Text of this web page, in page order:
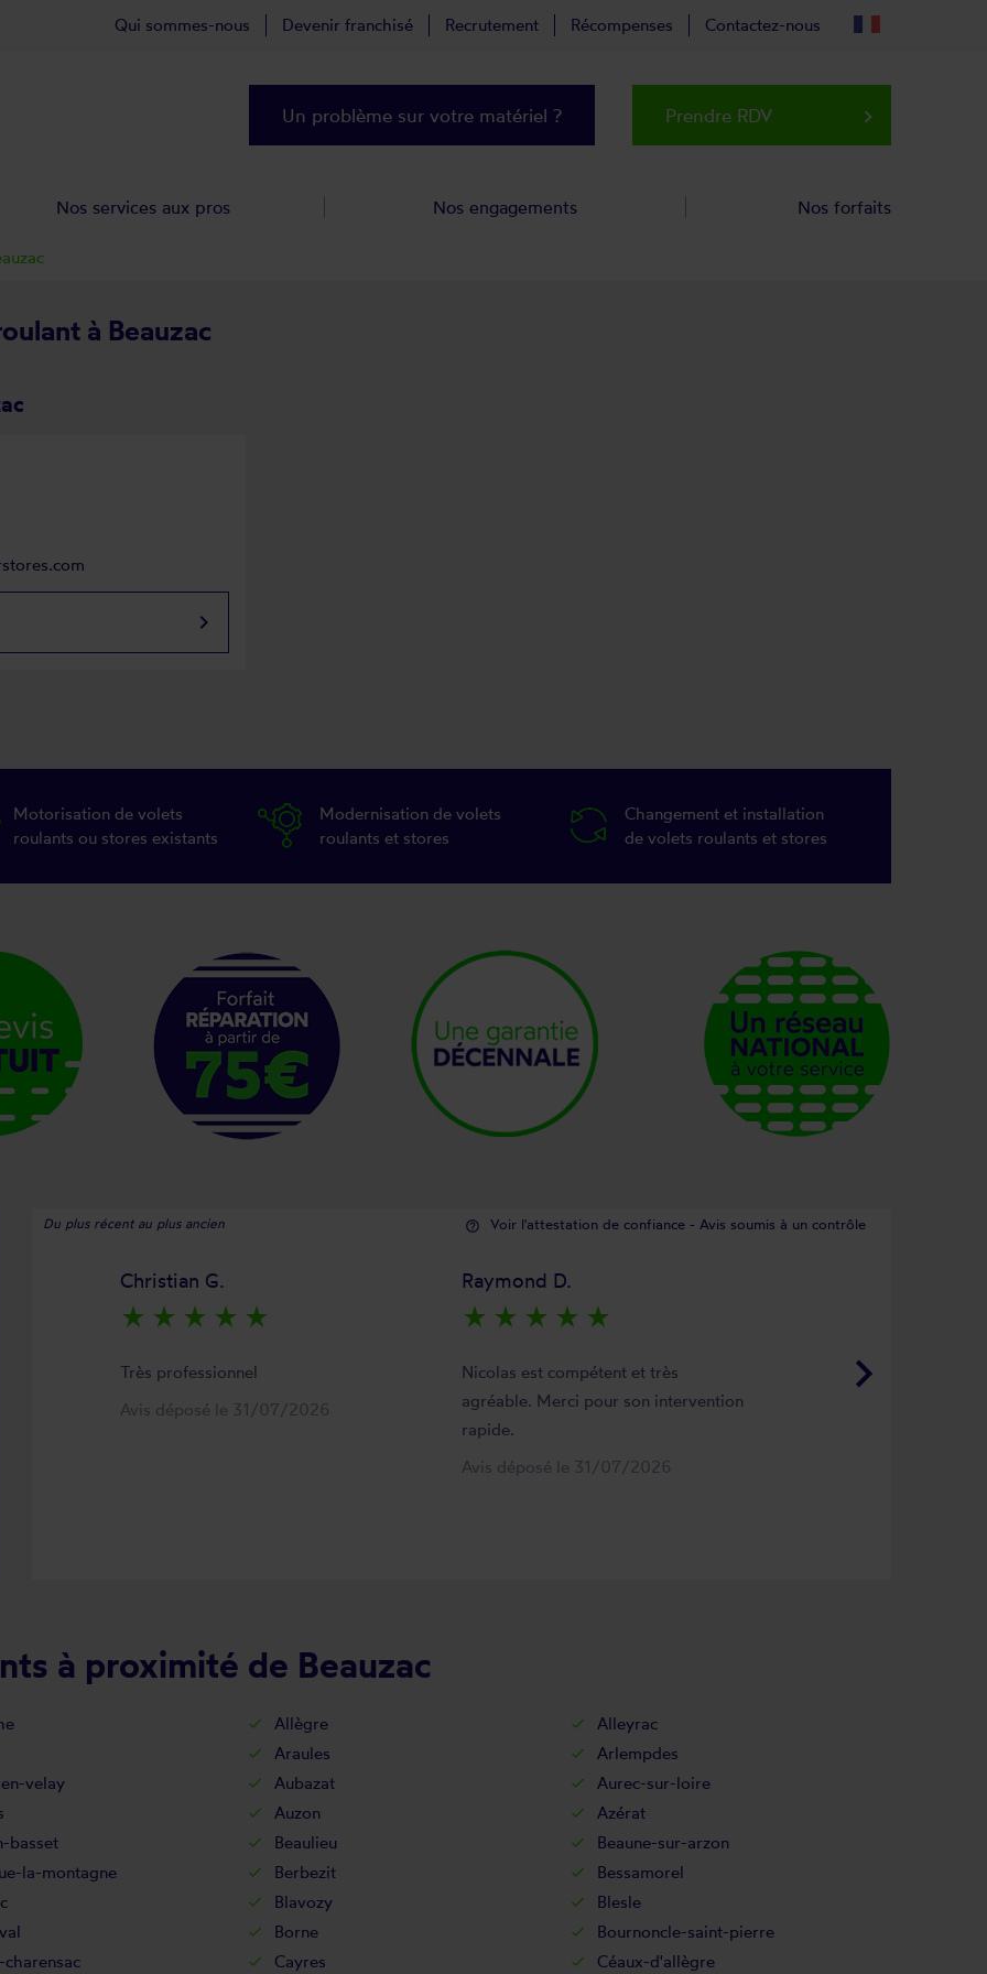
à Beauzac
keyboard_arrow_right
Motorisation de volets
roulants ou stores existants
Modernisation de volets
roulants et stores
Changement et installation
de volets roulants et stores
Du plus récent au plus ancien help_outline Voir l'attestation de confiance - Avis soumis à un contrôle
keyboard_arrow_right
Christian G.
star_rate star_rate star_rate star_rate star_rate
Très professionnel
Avis déposé le 31/07/2026
Raymond D.
star_rate star_rate star_rate star_rate star_rate
Nicolas est compétent et très
agréable. Merci pour son intervention
rapide.
Avis déposé le 31/07/2026
à proximité de Beauzac
Allègre
Alleyrac
Araules
Arlempdes
velay Aubazat
Aurec-sur-loire
Auzon
Azérat
basset Beaulieu
Beaune-sur-arzon
la-montagne Berbezit
Bessamorel
Blavozy
Blesle
Borne
Bournoncle-saint-pierre
charensac Cayres
Céaux-d'allègre
Qui sommes-nous Devenir franchisé Recrutement Récompenses Contactez-nous
Un problème sur votre matériel ? Prendre RDV keyboard_arrow_right
Nos services aux pros Nos engagements Nos forfaits